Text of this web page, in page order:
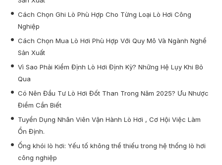
Cách Chọn Ghi Lò Phù Hợp Cho Từng Loại Lò Hơi Công
Nghiệp
Cách Chọn Mua Lò Hơi Phù Hợp Với Quy Mô Và Ngành Nghề
Sản Xuất
Vì Sao Phải Kiểm Định Lò Hơi Định Kỳ? Những Hệ Lụy Khi Bỏ
Qua
Có Nên Đầu Tư Lò Hơi Đốt Than Trong Năm 2025? Ưu Nhược
Điểm Cần Biết
Tuyển Dụng Nhân Viên Vận Hành Lò Hơi , Cơ Hội Việc Làm
Ổn Định.
Ống khói lò hơi: Yếu tố không thể thiếu trong hệ thống lò hơi
công nghiệp